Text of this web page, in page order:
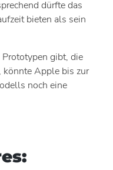
dürfte das
bieten als sein
gibt, die
könnte Apple bis zur
noch eine